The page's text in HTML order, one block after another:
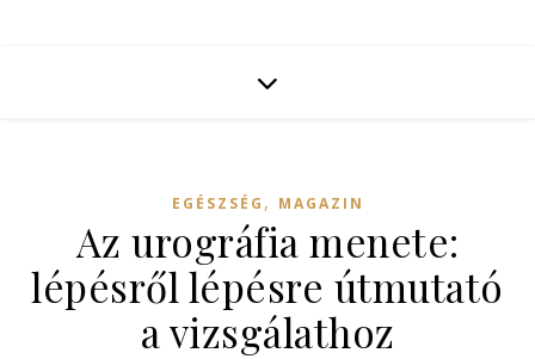
EGÉSZSÉG , MAGAZIN
Az urográfia menete:
lépésről lépésre útmutató
a vizsgálathoz